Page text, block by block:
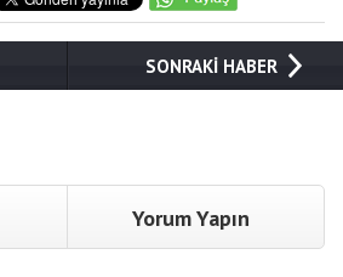
SONRAKİ HABER
Yorum Yapın